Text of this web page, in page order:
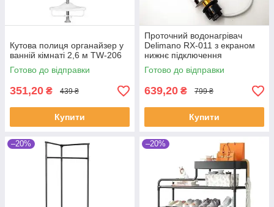
Кутова полиця органайзер у
ванній кімнаті 2,6 м TW-206
Готово до відправки
351,20 ₴ 439 ₴
Купити
Проточний водонагрівач
Delimano RX-011 з екраном
нижнє підключення
Готово до відправки
639,20 ₴ 799 ₴
Купити
–20% –20%